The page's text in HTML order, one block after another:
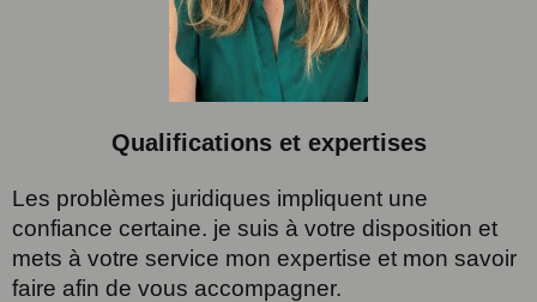
Qualifications et expertises
Les problèmes juridiques impliquent une
confiance certaine. je suis à votre disposition et
mets à votre service mon expertise et mon savoir
faire afin de vous accompagner.